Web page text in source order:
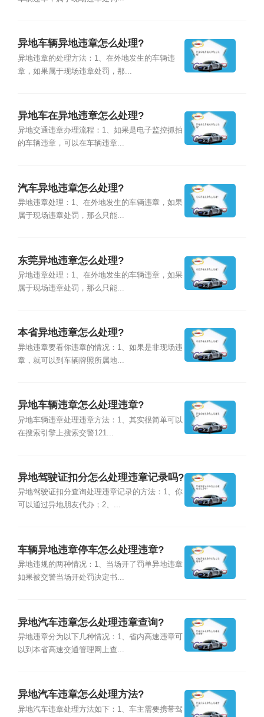
异地车辆异地违章怎么处理?
异地违章的处理方法：1、在外地发生的车辆违
章，如果属于现场违章处罚，那...
异地车在异地违章怎么处理?
异地交通违章办理流程：1、如果是电子监控抓拍
的车辆违章，可以在车辆违章...
汽车异地违章怎么处理?
异地违章处理：1、在外地发生的车辆违章，如果
属于现场违章处罚，那么只能...
东莞异地违章怎么处理?
异地违章处理：1、在外地发生的车辆违章，如果
属于现场违章处罚，那么只能...
本省异地违章怎么处理?
异地违章要看你违章的情况：1、如果是非现场违
章，就可以到车辆牌照所属地...
异地车辆违章怎么处理违章?
异地车辆违章处理违章方法：1、其实很简单可以
在搜索引擎上搜索交警121...
异地驾驶证扣分怎么处理违章记录吗?
异地驾驶证扣分查询处理违章记录的方法：1、你
可以通过异地朋友代办；2、...
车辆异地违章停车怎么处理违章?
异地违规的两种情况：1、当场开了罚单异地违章
如果被交警当场开处罚决定书...
异地汽车违章怎么处理违章查询?
异地违章分为以下几种情况：1、省内高速违章可
以到本省高速交通管理网上查...
异地汽车违章怎么处理方法?
异地汽车违章处理方法如下：1、车主需要携带驾